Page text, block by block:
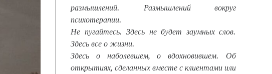
размышлений. Размышлений вокруг
психотерапии.
Не пугайтесь. Здесь не будет заумных слов.
Здесь все о жизни.
Здесь о наболевшем, о вдохновившем. Об
открытиях, сделанных вместе с клиентами или